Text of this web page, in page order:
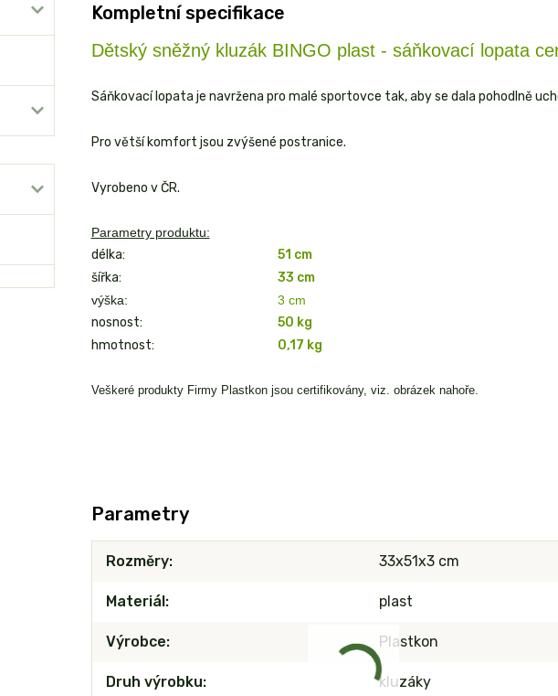
Kompletní specifikace
Dětský sněžný kluzák BINGO plast - sáňkovací lopata
Sáňkovací lopata je navržena pro malé sportovce tak, aby se dala pohodlně
Pro větší komfort jsou zvýšené postranice.
Vyrobeno v ČR.
Parametry produktu:
délka:
51 cm
šířka:
33 cm
výška: 3 cm
nosnost:
50 kg
hmotnost:
0,17 kg
Veškeré produkty Firmy Plastkon jsou certifikovány, viz. obrázek nahoře.
Parametry
Rozměry 33x51x3 cm
Materiál plast
Výrobce Plastkon
Druh výrobku kluzáky